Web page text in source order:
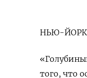
НЬЮ-ЙОРК,
того, что